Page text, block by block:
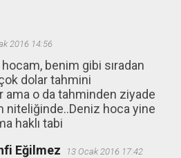
2016 14:56
benim gibi sıradan
dolar tahmini
ama o da tahminden ziyade
niteliğinde..Deniz hoca yine
haklı tabi
Eğilmez 13 Ocak 2016 17:42